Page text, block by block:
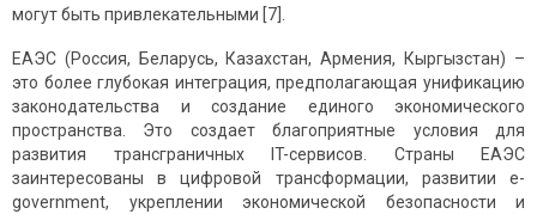
могут быть привлекательными [7].
ЕАЭС (Россия, Беларусь, Казахстан, Армения, Кыргызстан) –
это более глубокая интеграция, предполагающая унификацию
законодательства и создание единого экономического
пространства. Это создает благоприятные условия для
развития трансграничных IT-сервисов. Страны ЕАЭС
заинтересованы в цифровой трансформации, развитии e-
government, укреплении экономической безопасности и